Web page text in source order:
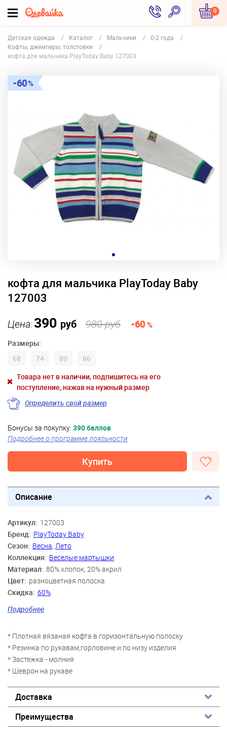
0
Детская одежда Каталог Мальчики
0-2 года
Кофты, джемперы, толстовки
кофта для мальчика PlayToday Baby 127003
60
кофта для мальчика PlayToday Baby
127003
Цена:390 руб 980 руб -60%
Размеры:
68
74 80
86
Товара нет в наличии, подпишитесь на его
поступление, нажав на нужный размер
Определить свой размер
Бонусы за покупку: 390 баллов
Подробнее о программе лояльности
Купить
Описание
Артикул: 127003
Бренд: PlayToday Baby
Сезон: Весна, Лето
Коллекция: Веселые мартышки
Материал: 80% хлопок, 20% акрил
Цвет: разноцветная полоска
Скидка: 60%
Мальчики
Возраст: 6 мес., 9 мес., 12 мес., 18 мес.
Подробнее
* Плотная вязаная кофта в горизонтальную полоску
* Резинка по рукавам,горловине и по низу изделия
* Застежка - молния
* Шеврон на рукаве
Доставка
Преимущества